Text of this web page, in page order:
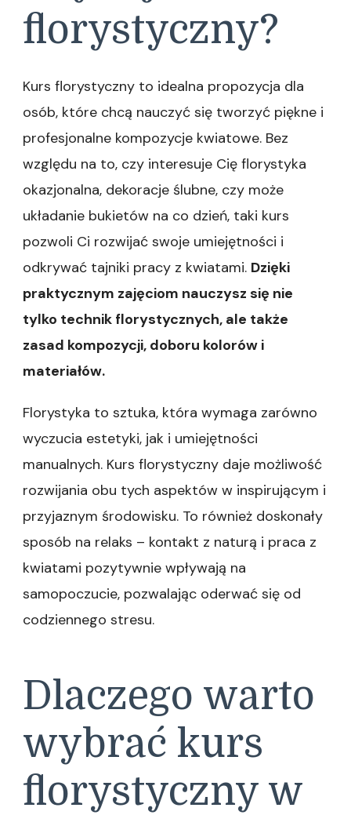
florystyczny?
Kurs florystyczny to idealna propozycja dla
osób, które chcą nauczyć się tworzyć piękne i
profesjonalne kompozycje kwiatowe. Bez
względu na to, czy interesuje Cię florystyka
okazjonalna, dekoracje ślubne, czy może
układanie bukietów na co dzień, taki kurs
pozwoli Ci rozwijać swoje umiejętności i
odkrywać tajniki pracy z kwiatami. Dzięki
praktycznym zajęciom nauczysz się nie
tylko technik florystycznych, ale także
zasad kompozycji, doboru kolorów i
materiałów.
Florystyka to sztuka, która wymaga zarówno
wyczucia estetyki, jak i umiejętności
manualnych. Kurs florystyczny daje możliwość
rozwijania obu tych aspektów w inspirującym i
przyjaznym środowisku. To również doskonały
sposób na relaks – kontakt z naturą i praca z
kwiatami pozytywnie wpływają na
samopoczucie, pozwalając oderwać się od
codziennego stresu.
Dlaczego warto
wybrać kurs
florystyczny w